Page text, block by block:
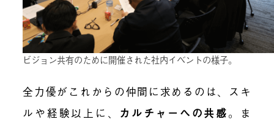
ビジョン共有のために開催された社内イベントの様子。
全力優がこれからの仲間に求めるのは、スキ
ルや経験以上に、 カルチャーへの共感。ま